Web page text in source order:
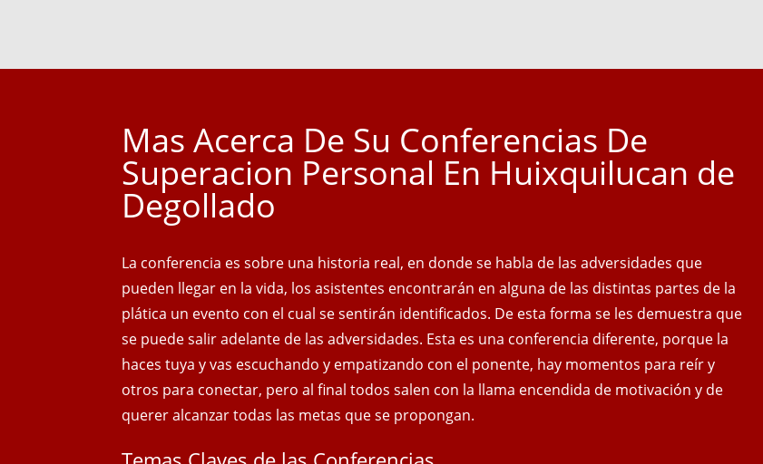
Mas Acerca De Su Conferencias De
Superacion Personal En Huixquilucan de
Degollado
La conferencia es sobre una historia real, en donde se habla de las adversidades que
pueden llegar en la vida, los asistentes encontrarán en alguna de las distintas partes de la
plática un evento con el cual se sentirán identificados. De esta forma se les demuestra que
se puede salir adelante de las adversidades. Esta es una conferencia diferente, porque la
haces tuya y vas escuchando y empatizando con el ponente, hay momentos para reír y
otros para conectar, pero al final todos salen con la llama encendida de motivación y de
querer alcanzar todas las metas que se propongan.